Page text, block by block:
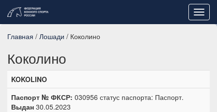
Главная / Лошади / Коколино
Коколино
KOKOLINO
Паспорт № ФКСР: 030956 статус паспорта: Паспорт.
Выдан 30.05.2023